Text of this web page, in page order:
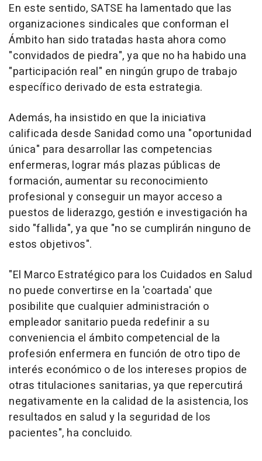
En este sentido, SATSE ha lamentado que las
organizaciones sindicales que conforman el
Ámbito han sido tratadas hasta ahora como
"convidados de piedra", ya que no ha habido una
"participación real" en ningún grupo de trabajo
específico derivado de esta estrategia.
Además, ha insistido en que la iniciativa
calificada desde Sanidad como una "oportunidad
única" para desarrollar las competencias
enfermeras, lograr más plazas públicas de
formación, aumentar su reconocimiento
profesional y conseguir un mayor acceso a
puestos de liderazgo, gestión e investigación ha
sido "fallida", ya que "no se cumplirán ninguno de
estos objetivos".
"El Marco Estratégico para los Cuidados en Salud
no puede convertirse en la 'coartada' que
posibilite que cualquier administración o
empleador sanitario pueda redefinir a su
conveniencia el ámbito competencial de la
profesión enfermera en función de otro tipo de
interés económico o de los intereses propios de
otras titulaciones sanitarias, ya que repercutirá
negativamente en la calidad de la asistencia, los
resultados en salud y la seguridad de los
pacientes", ha concluido.